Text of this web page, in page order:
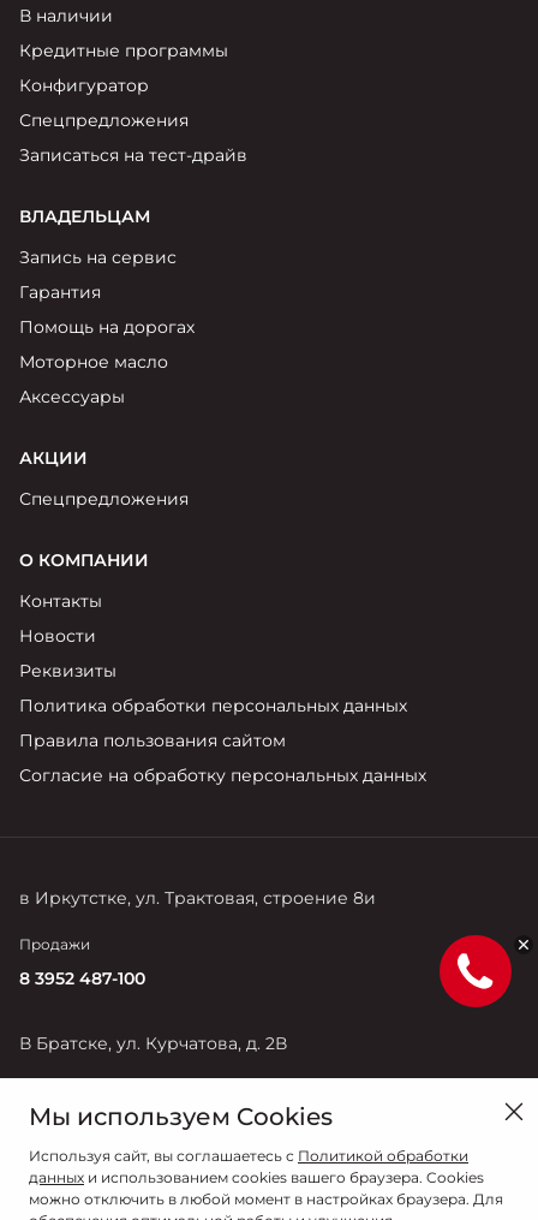
В наличии
Кредитные программы
Конфигуратор
Спецпредложения
Записаться на тест-драйв
ВЛАДЕЛЬЦАМ
Запись на сервис
Гарантия
Помощь на дорогах
Моторное масло
Аксессуары
АКЦИИ
Спецпредложения
О КОМПАНИИ
Контакты
Новости
Реквизиты
Политика обработки персональных данных
Правила пользования сайтом
Согласие на обработку персональных данных
в Иркутстке, ул. Трактовая, строение 8и
Продажи
8 3952 487-100
В Братске, ул. Курчатова, д. 2В
8 3953 350-700
Мы используем Cookies
Используя сайт, вы соглашаетесь с Политикой обработки
данных и использованием cookies вашего браузера. Cookies
можно отключить в любой момент в настройках браузера. Для